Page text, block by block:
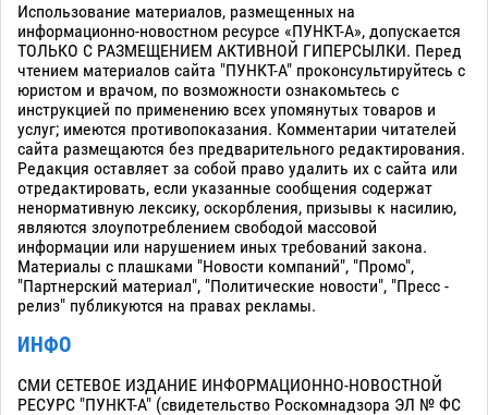
Использование материалов, размещенных на
информационно-новостном ресурсе «ПУНКТ-А», допускается
ТОЛЬКО С РАЗМЕЩЕНИЕМ АКТИВНОЙ ГИПЕРСЫЛКИ. Перед
чтением материалов сайта "ПУНКТ-А" проконсультируйтесь с
юристом и врачом, по возможности ознакомьтесь с
инструкцией по применению всех упомянутых товаров и
услуг; имеются противопоказания. Комментарии читателей
сайта размещаются без предварительного редактирования.
Редакция оставляет за собой право удалить их с сайта или
отредактировать, если указанные сообщения содержат
ненормативную лексику, оскорбления, призывы к насилию,
являются злоупотреблением свободой массовой
информации или нарушением иных требований закона.
Материалы с плашками "Новости компаний", "Промо",
"Партнерский материал", "Политические новости", "Пресс -
релиз" публикуются на правах рекламы.
ИНФО
СМИ СЕТЕВОЕ ИЗДАНИЕ ИНФОРМАЦИОННО-НОВОСТНОЙ
РЕСУРС "ПУНКТ-А" (свидетельство Роскомнадзора ЭЛ № ФС